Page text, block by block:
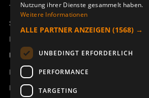
949827-001 949827-002
Technischer Support
Service buchen
Handbücher und Videoanleitungen
Über Åkerströms
Kontakt
Neuigkeiten
Nutzung ihrer Dienste gesammelt haben.
Weitere Informationen
ALLE PARTNER ANZEIGEN (1568) →
UNBEDINGT ERFORDERLICH
PERFORMANCE
TARGETING